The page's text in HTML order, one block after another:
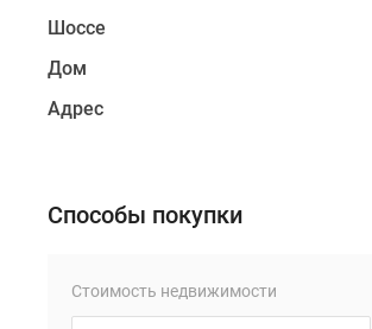
Шоссе
Дом
Адрес
Способы покупки
Стоимость недвижимости